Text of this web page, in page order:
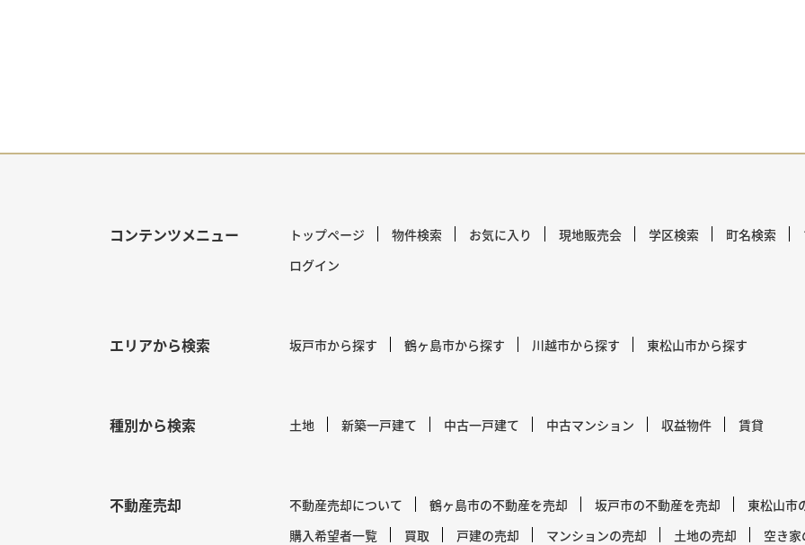
コンテンツメニュー トップページ 物件検索 お気に入り 現地販売会 学区検索 町名検索
ログイン
エリアから検索 坂戸市から探す 鶴ヶ島市から探す 川越市から探す 東松山市から探す
種別から検索 土地 新築一戸建て 中古一戸建て 中古マンション 収益物件 賃貸
不動産売却 不動産売却について 鶴ヶ島市の不動産を売却 坂戸市の不動産を売却
東松山市
購入希望者一覧
買取 戸建の売却 マンションの売却 土地の売却 空き